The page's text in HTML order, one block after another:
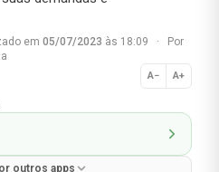
em 05/07/2023 às 18:09 ·
Por
A− A+
Normal
outros apps